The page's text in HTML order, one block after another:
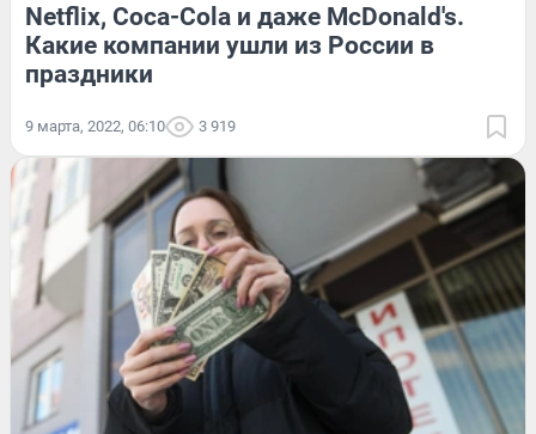
Netflix, Coca-Cola и даже McDonald's.
Какие компании ушли из России в
праздники
9 марта, 2022, 06:10 3 919